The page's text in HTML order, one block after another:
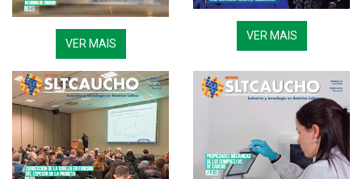
VER MAIS
VER MAIS